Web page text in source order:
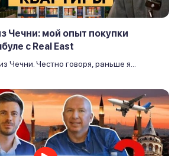
Чечни: мой опыт покупки
с Real East
Чечни. Честно говоря, раньше я...